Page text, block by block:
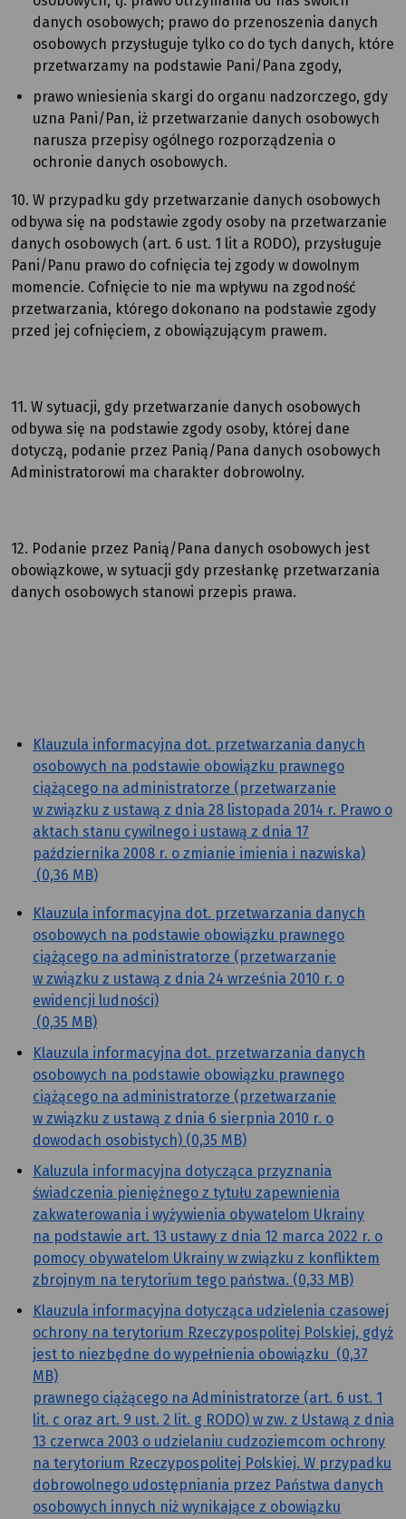
danych osobowych; prawo do przenoszenia danych
osobowych przysługuje tylko co do tych danych, które
przetwarzamy na podstawie Pani/Pana zgody,
prawo wniesienia skargi do organu nadzorczego, gdy
uzna Pani/Pan, iż przetwarzanie danych osobowych
narusza przepisy ogólnego rozporządzenia o
ochronie danych osobowych.
10. W przypadku gdy przetwarzanie danych osobowych
odbywa się na podstawie zgody osoby na przetwarzanie
danych osobowych (art. 6 ust. 1 lit a RODO), przysługuje
Pani/Panu prawo do cofnięcia tej zgody w dowolnym
momencie. Cofnięcie to nie ma wpływu na zgodność
przetwarzania, którego dokonano na podstawie zgody
przed jej cofnięciem, z obowiązującym prawem.
11. W sytuacji, gdy przetwarzanie danych osobowych
odbywa się na podstawie zgody osoby, której dane
dotyczą, podanie przez Panią/Pana danych osobowych
Administratorowi ma charakter dobrowolny.
12. Podanie przez Panią/Pana danych osobowych jest
obowiązkowe, w sytuacji gdy przesłankę przetwarzania
danych osobowych stanowi przepis prawa.
Klauzula informacyjna dot. przetwarzania danych
osobowych na podstawie obowiązku prawnego
ciążącego na administratorze (przetwarzanie
w związku z ustawą z dnia 28 listopada 2014 r. Prawo o
aktach stanu cywilnego i ustawą z dnia 17
października 2008 r. o zmianie imienia i nazwiska)
(0,36 MB)
Klauzula informacyjna dot. przetwarzania danych
osobowych na podstawie obowiązku prawnego
ciążącego na administratorze (przetwarzanie
w związku z ustawą z dnia 24 września 2010 r. o
ewidencji ludności)
(0,35 MB)
Klauzula informacyjna dot. przetwarzania danych
osobowych na podstawie obowiązku prawnego
ciążącego na administratorze (przetwarzanie
w związku z ustawą z dnia 6 sierpnia 2010 r. o
dowodach osobistych) (0,35 MB)
Kaluzula informacyjna dotycząca przyznania
świadczenia pieniężnego z tytułu zapewnienia
zakwaterowania i wyżywienia obywatelom Ukrainy
na podstawie art. 13 ustawy z dnia 12 marca 2022 r. o
pomocy obywatelom Ukrainy w związku z konfliktem
zbrojnym na terytorium tego państwa. (0,33 MB)
Klauzula informacyjna dotycząca udzielenia czasowej
ochrony na terytorium Rzeczypospolitej Polskiej, gdyż
jest to niezbędne do wypełnienia obowiązku (0,37
MB)
prawnego ciążącego na Administratorze (art. 6 ust. 1
lit. c oraz art. 9 ust. 2 lit. g RODO) w zw. z Ustawą z dnia
13 czerwca 2003 o udzielaniu cudzoziemcom ochrony
na terytorium Rzeczypospolitej Polskiej. W przypadku
dobrowolnego udostępniania przez Państwa danych
osobowych innych niż wynikające z obowiązku